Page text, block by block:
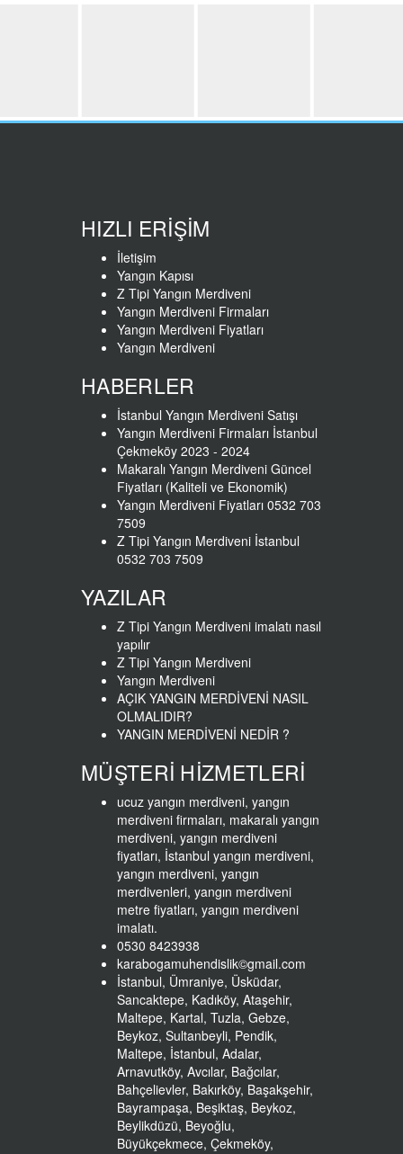
HIZLI ERİŞİM
İletişim
Yangın Kapısı
Z Tipi Yangın Merdiveni
Yangın Merdiveni Firmaları
Yangın Merdiveni Fiyatları
Yangın Merdiveni
HABERLER
İstanbul Yangın Merdiveni Satışı
Yangın Merdiveni Firmaları İstanbul
Çekmeköy 2023 - 2024
Makaralı Yangın Merdiveni Güncel
Fiyatları (Kaliteli ve Ekonomik)
Yangın Merdiveni Fiyatları 0532 703
7509
Z Tipi Yangın Merdiveni İstanbul
0532 703 7509
YAZILAR
Z Tipi Yangın Merdiveni imalatı nasıl
yapılır
Z Tipi Yangın Merdiveni
Yangın Merdiveni
AÇIK YANGIN MERDİVENİ NASIL
OLMALIDIR?
YANGIN MERDİVENİ NEDİR ?
MÜŞTERİ HİZMETLERİ
ucuz yangın merdiveni, yangın
merdiveni firmaları, makaralı yangın
merdiveni, yangın merdiveni
fiyatları, İstanbul yangın merdiveni,
yangın merdiveni, yangın
merdivenleri, yangın merdiveni
metre fiyatları, yangın merdiveni
imalatı.
0530 8423938
karabogamuhendislik©gmail.com
İstanbul, Ümraniye, Üsküdar,
Sancaktepe, Kadıköy, Ataşehir,
Maltepe, Kartal, Tuzla, Gebze,
Beykoz, Sultanbeyli, Pendik,
Maltepe, İstanbul, Adalar,
Arnavutköy, Avcılar, Bağcılar,
Bahçelievler, Bakırköy, Başakşehir,
Bayrampaşa, Beşiktaş, Beykoz,
Beylikdüzü, Beyoğlu,
Büyükçekmece, Çekmeköy,